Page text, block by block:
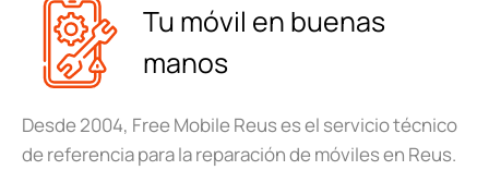
Tu móvil en buenas
manos
Desde 2004, Free Mobile Reus es el servicio técnico
de referencia para la reparación de móviles en Reus.